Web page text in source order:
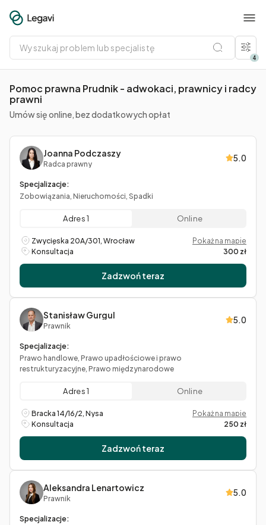
Wyszukaj
problem
lub
specjalistę
4
Pomoc prawna Prudnik - adwokaci, prawnicy i radcy
prawni
Umów się online, bez dodatkowych opłat
Joanna Podczaszy
Radca prawny
5.0
Specjalizacje:
Zobowiązania, Nieruchomości, Spadki
Adres 1 Online
Zwycięska 20A/301, Wrocław
Pokaż na mapie
Konsultacja
300 zł
Zadzwoń teraz
Stanisław Gurgul
Prawnik
5.0
Specjalizacje:
Prawo handlowe, Prawo upadłościowe i prawo
restrukturyzacyjne, Prawo międzynarodowe
Adres 1 Online
Bracka 14/16/2, Nysa
Pokaż na mapie
Konsultacja
250 zł
Zadzwoń teraz
Aleksandra Lenartowicz
Prawnik
5.0
Specjalizacje: